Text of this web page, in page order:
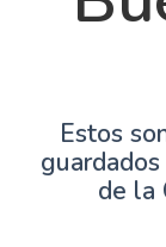
Estos
de la